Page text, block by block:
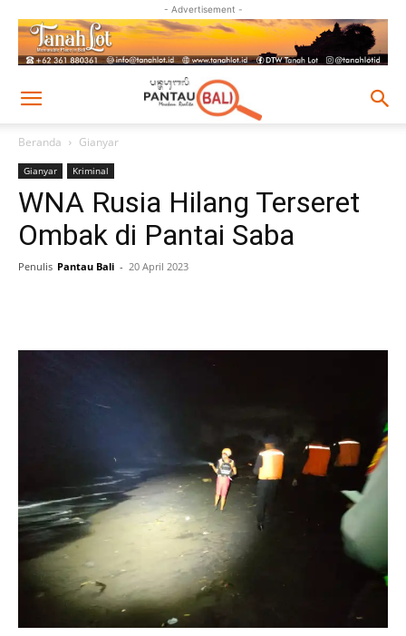
- Advertisement -
Beranda Gianyar
Gianyar Kriminal
WNA Rusia Hilang Terseret
Ombak di Pantai Saba
Penulis Pantau Bali - 20 April 2023